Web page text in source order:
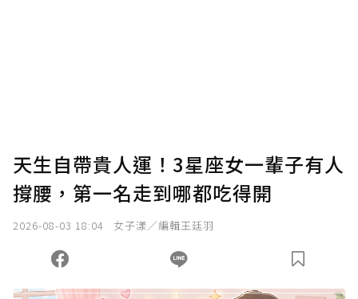
天生自帶貴人運！3星座女一輩子有人
撐腰，第一名走到哪都吃得開
2026-08-03 18:04 女子漾／編輯王廷羽